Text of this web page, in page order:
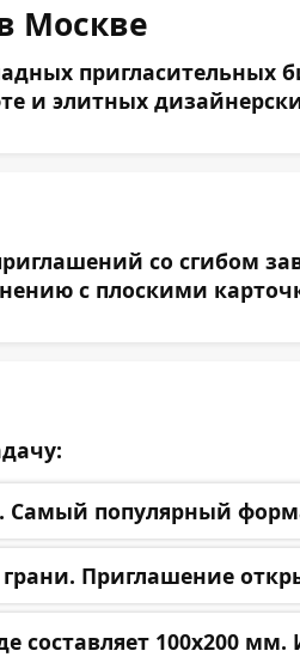
Москве
и элитных
со сгибом
с плоскими
Самый популярный
Приглашение
100х200
файла(ов)
это поле